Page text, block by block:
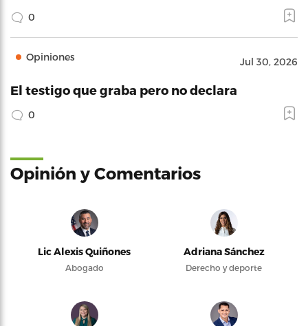
0
Opiniones Jul 30, 2026
El testigo que graba pero no declara
0
Opinión y Comentarios
Lic Alexis Quiñones
Abogado
Adriana Sánchez
Derecho y deporte